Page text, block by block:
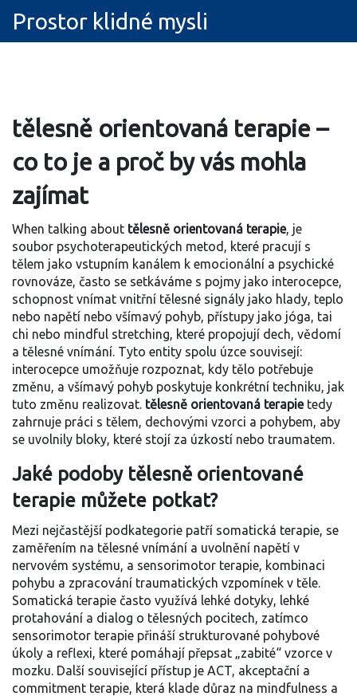
Prostor klidné mysli
tělesně orientovaná terapie –
co to je a proč by vás mohla
zajímat
When talking about tělesně orientovaná terapie, je
soubor psychoterapeutických metod, které pracují s
tělem jako vstupním kanálem k emocionální a psychické
rovnováze, často se setkáváme s pojmy jako interocepce,
schopnost vnímat vnitřní tělesné signály jako hlady, teplo
nebo napětí nebo všímavý pohyb, přístupy jako jóga, tai
chi nebo mindful stretching, které propojují dech, vědomí
a tělesné vnímání. Tyto entity spolu úzce souvisejí:
interocepce umožňuje rozpoznat, kdy tělo potřebuje
změnu, a všímavý pohyb poskytuje konkrétní techniku, jak
tuto změnu realizovat. tělesně orientovaná terapietedy
zahrnuje práci s tělem, dechovými vzorci a pohybem, aby
se uvolnily bloky, které stojí za úzkostí nebo traumatem.
Jaké podoby tělesně orientované
terapie můžete potkat?
Mezi nejčastější podkategorie patří somatická terapie, se
zaměřením na tělesné vnímání a uvolnění napětí v
nervovém systému, a sensorimotor terapie, kombinaci
pohybu a zpracování traumatických vzpomínek v těle.
Somatická terapie často využívá lehké dotyky, lehké
protahování a dialog o tělesných pocitech, zatímco
sensorimotor terapie přináší strukturované pohybové
úkoly a reflexi, které pomáhají přepsat „zabité“ vzorce v
mozku. Další související přístup je ACT, akceptační a
commitment terapie, která klade důraz na mindfulness a